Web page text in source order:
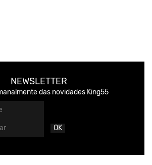
NEWSLETTER
das novidades King55
OK